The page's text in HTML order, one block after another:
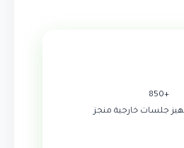
+850
جلسات خارجية منجز